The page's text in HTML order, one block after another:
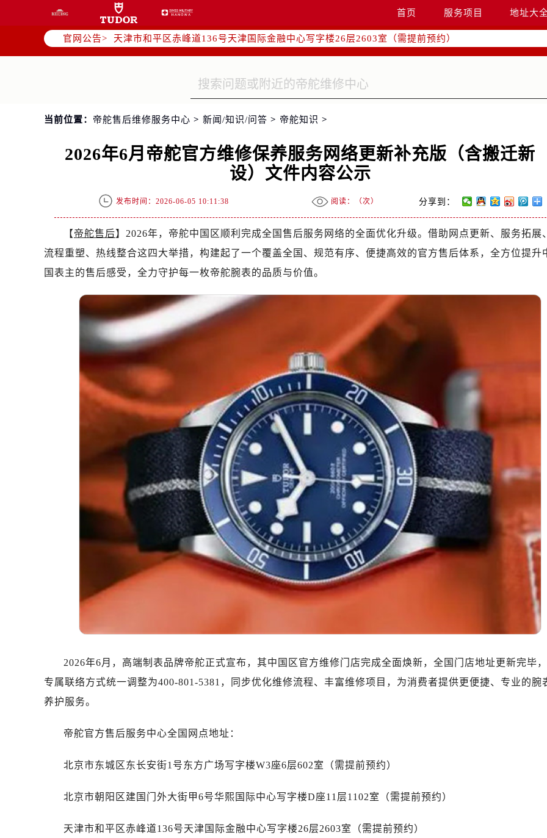
首页 服务项目 地址大
官网公告>
北京市东城区东长安街1号东方广场写字楼W3座6层602室（需提前预约）
北京市朝阳区建国门外大街甲6号华熙国际中心写字楼D座11层1102室（需提前预约）
天津市和平区赤峰道136号天津国际金融中心写字楼26层2603室（需提前预约）
上海市徐汇区虹桥路3号港汇中心写字楼2座37层3705室（需提前预约）
南京市秦淮区中山南路1号（新街口）南京中心写字楼22层C1-1室（需提前预约）
徐州市鼓楼区淮海东路29号苏宁广场IFC国际金融中心写字楼35层3508室（需提前预约）
盐城市盐都区世纪大道5号盐城金融城写字楼1号楼16层1604室（需提前预约）
泰州市海陵区永定东路399号置地商务中心东塔写字楼（华润万象城）17层1706室（需提前预约）
杭州市上城区钱江路1366号华润大厦写字楼A座5层503-5室（需提前预约）
金华市金东区东市南街777号金华万达广场写字楼4号楼22层2209室（需提前预约）
嘉兴市南湖区广益路705号嘉兴世界贸易中心写字楼A座13层1304室（需提前预约）
南昌市红谷滩新区红谷中大道998号绿地双子塔（中央广场）A1座办公楼14层07室（需提前预约）
济南市历下区经十路11111号华润中心写字楼（万象城）15层1508室（需提前预约）
广州市天河区天河路230号万菱汇国际中心写字楼A塔7层704室（需提前预约）
广州市越秀区环市东路371-375号世界贸易中心大厦南塔写字楼15层07室（需提前预约）
深圳市罗湖区深南东路5001号华润大厦写字楼17层1701室（需提前预约）
惠州市惠城区江北文昌一路7号华贸大厦写字楼1座30层05室（需提前预约）
厦门市思明区湖滨东路95号华润大厦写字楼B座11层1104室（需提前预约）
福州市鼓楼区五四路128-1号恒力城写字楼15层03室（需提前预约）
成都市锦江区人民东路6号SAC东原中心写字楼24层2406B室（需提前预约）
重庆市江北区观音桥步行街2号融恒时代广场写字楼9层902室（需提前预约）
长沙市芙蓉区定王台街道建湘路393号世茂环球金融中心写字楼（芙蓉广场）10层13室（需提前预约）
郑州市二七区铭功路10号华润大厦写字楼29层2905室（需提前预约）
太原市迎泽区解放路15号亨得利名表服务中心（品牌授权店）3层整层（需提前预约）
沈阳市沈河区中街路137号亨得利名表服务中心（品牌授权店）1层整层（需提前预约）
沈阳市沈河区中街路83号亨得利名表服务中心（品牌授权店）1层整层（需提前预约）
乌鲁木齐市天山区红山路26号时代广场（CCMALL）C座17层17-B（需提前预约）
温州市鹿城区锦绣路1067号置信广场10层1015室（需提前预约）
哈尔滨市道里区友谊西路600号富力中心T2座写字楼29层03室（需提前预约）
大连市中山区人民路15号国际金融大厦7层G室（需提前预约）
佛山市禅城区季华五路57号万科金融中心C座12层1205室（需提前预约）
无锡市梁溪区人民中路139号恒隆广场写字楼1座11层1104室（需提前预约）
武汉市江汉区解放大道686号世界贸易大厦38层09室（需提前预约）
泉州市丰泽区宝洲路729号浦西万达中心写字楼A座7楼709室（需提前预约）
长春市朝阳区西安大路727号中银大厦A座(旺进大厦)18层09室（需提前预约）
昆明市盘龙区北京路928号同德昆明广场写字楼10层06室（需提前预约）
当前位置： 帝舵售后维修服务中心 > 新闻/知识/问答 > 帝舵知识 >
2026年6月帝舵官方维修保养服务网络更新补充版（含搬迁新
设）文件内容公示
发布时间：2026-06-05 10:11:38 阅读：（次） 分享到：
【帝舵售后】2026年，帝舵中国区顺利完成全国售后服务网络的全面优化升级。借助网点更新、服务拓展、
流程重塑、热线整合这四大举措，构建起了一个覆盖全国、规范有序、便捷高效的官方售后体系，全方位提升
国表主的售后感受，全力守护每一枚帝舵腕表的品质与价值。
2026年6月，高端制表品牌帝舵正式宣布，其中国区官方维修门店完成全面焕新，全国门店地址更新完毕，
专属联络方式统一调整为400-801-5381，同步优化维修流程、丰富维修项目，为消费者提供更便捷、专业的腕
养护服务。
帝舵官方售后服务中心全国网点地址：
北京市东城区东长安街1号东方广场写字楼W3座6层602室（需提前预约）
北京市朝阳区建国门外大街甲6号华熙国际中心写字楼D座11层1102室（需提前预约）
天津市和平区赤峰道136号天津国际金融中心写字楼26层2603室（需提前预约）